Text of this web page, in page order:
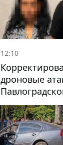
12:10
дроновые
задержали
агентку